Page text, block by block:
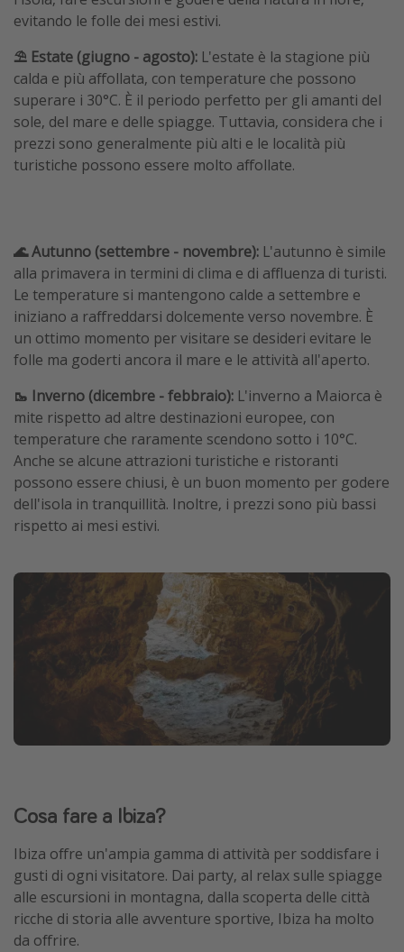
evitando le folle dei mesi estivi.
⛱️ Estate (giugno - agosto): L'estate è la stagione più
calda e più affollata, con temperature che possono
superare i 30°C. È il periodo perfetto per gli amanti del
sole, del mare e delle spiagge. Tuttavia, considera che i
prezzi sono generalmente più alti e le località più
turistiche possono essere molto affollate.
🌊 Autunno (settembre - novembre): L'autunno è simile
alla primavera in termini di clima e di affluenza di turisti.
Le temperature si mantengono calde a settembre e
iniziano a raffreddarsi dolcemente verso novembre. È
un ottimo momento per visitare se desideri evitare le
folle ma goderti ancora il mare e le attività all'aperto.
🥾 Inverno (dicembre - febbraio): L'inverno a Maiorca è
mite rispetto ad altre destinazioni europee, con
temperature che raramente scendono sotto i 10°C.
Anche se alcune attrazioni turistiche e ristoranti
possono essere chiusi, è un buon momento per godere
dell'isola in tranquillità. Inoltre, i prezzi sono più bassi
rispetto ai mesi estivi.
Cosa fare a Ibiza?
Ibiza offre un'ampia gamma di attività per soddisfare i
gusti di ogni visitatore. Dai party, al relax sulle spiagge
alle escursioni in montagna, dalla scoperta delle città
ricche di storia alle avventure sportive, Ibiza ha molto
da offrire.